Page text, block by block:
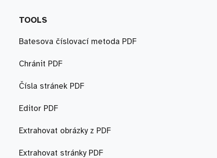
TOOLS
Batesova číslovací metoda PDF
Chránit PDF
Čísla stránek PDF
Editor PDF
Extrahovat obrázky z PDF
Extrahovat stránky PDF